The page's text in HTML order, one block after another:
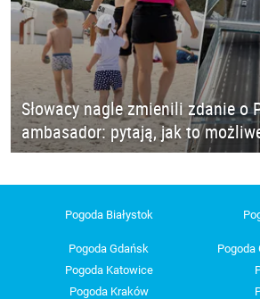
Słowacy nagle zmienili zdanie o
ambasador: pytają, jak to
Pogoda Białystok
Pogoda Gdańsk
Pogoda
Pogoda Katowice
Pogoda Kraków